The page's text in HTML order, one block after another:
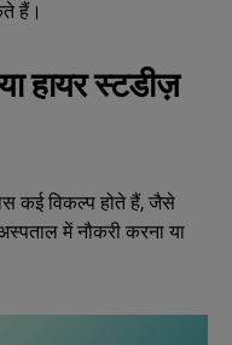
हैं।
हायर स्टडीज़
कई विकल्प होते हैं, जैसे
में नौकरी करना या